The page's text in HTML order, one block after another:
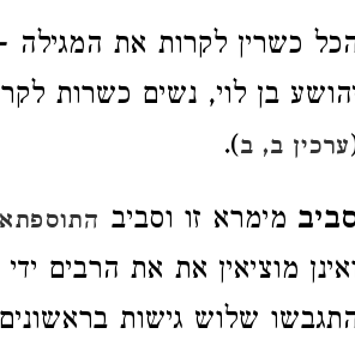
כשרין לקרות את המגילה
בן לוי, נשים כשרות
ערכין ב, ב).
מימרא זו וסביב
מוציאין את את הרבים
שלוש גישות